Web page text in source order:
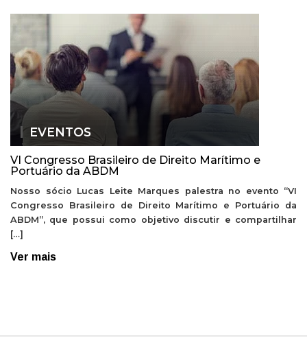
EVENTOS
VI Congresso Brasileiro de Direito Marítimo e
Portuário da ABDM
Nosso sócio Lucas Leite Marques palestra no evento “VI
Congresso Brasileiro de Direito Marítimo e Portuário da
ABDM”, que possui como objetivo discutir e compartilhar
[…]
Ver mais